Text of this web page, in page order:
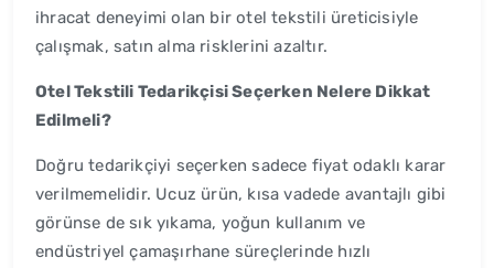
ihracat deneyimi olan bir otel tekstili üreticisiyle
çalışmak, satın alma risklerini azaltır.
Otel Tekstili Tedarikçisi Seçerken Nelere Dikkat
Edilmeli?
Doğru tedarikçiyi seçerken sadece fiyat odaklı karar
verilmemelidir. Ucuz ürün, kısa vadede avantajlı gibi
görünse de sık yıkama, yoğun kullanım ve
endüstriyel çamaşırhane süreçlerinde hızlı